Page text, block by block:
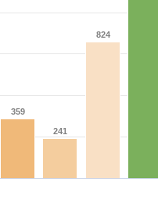
359
359
241
241
824
824